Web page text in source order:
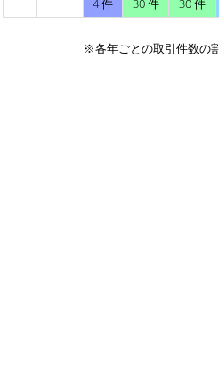
4 件 30 件 30 件
※各年ごとの取引件数の